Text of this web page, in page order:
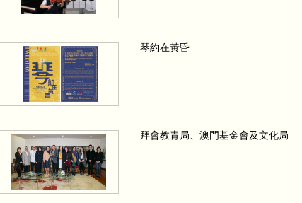
琴約在黃昏
拜會教青局、澳門基金會及文化局